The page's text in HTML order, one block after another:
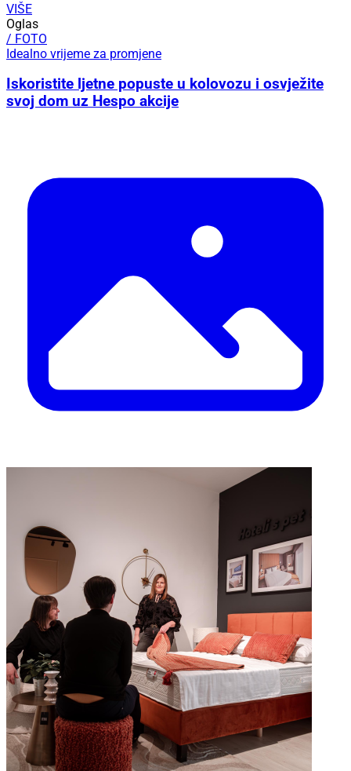
VIŠE
Oglas
/ FOTO
Idealno vrijeme za promjene
Iskoristite ljetne popuste u kolovozu i osvježite
svoj dom uz Hespo akcije